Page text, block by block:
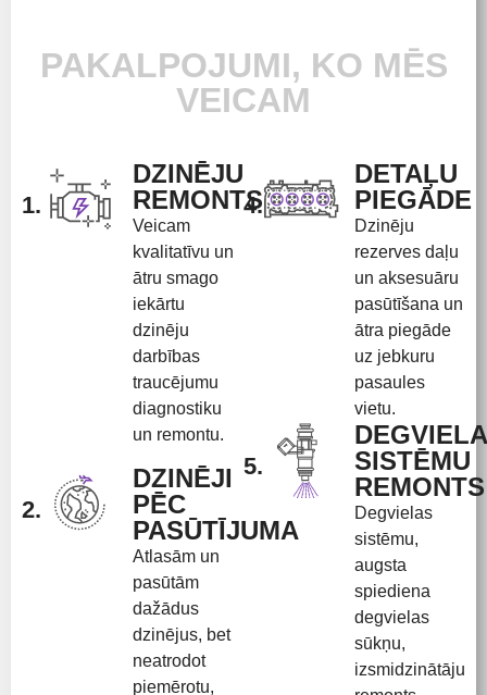
PAKALPOJUMI, KO MĒS
VEICAM
1.
DZINĒJU
REMONTS
Veicam
kvalitatīvu un
ātru smago
iekārtu
dzinēju
darbības
traucējumu
diagnostiku
un remontu.
2.
DZINĒJI
PĒC
PASŪTĪJUMA
Atlasām un
pasūtām
dažādus
dzinējus, bet
neatrodot
piemērotu,
4.
DETAĻU
PIEGĀDE
Dzinēju
rezerves daļu
un aksesuāru
pasūtīšana un
ātra piegāde
uz jebkuru
pasaules
vietu.
5.
SISTĒMU
REMONTS
Degvielas
sistēmu,
augsta
spiediena
degvielas
sūkņu,
izsmidzinātāju